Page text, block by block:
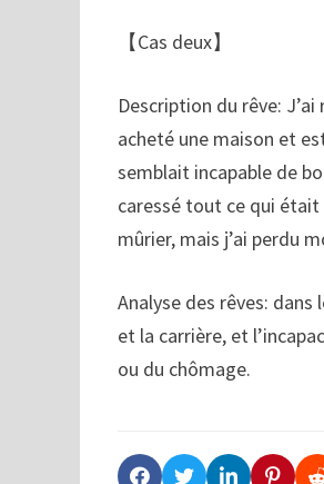
【Cas deux】
Description du rêve:
acheté une maison et
semblait incapable de
caressé tout ce qui était
mûrier, mais j’ai perdu
Analyse des rêves:
et la carrière, et
ou du chômage.